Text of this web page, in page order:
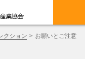
クション お願いとご注意